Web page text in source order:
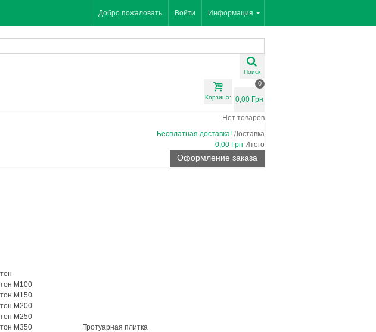
Информация
Добро пожаловать Войти
Поиск
Корзина:
0
0,00 Грн
Нет товаров
Бесплатная доставка! Доставка
0,00 Грн Итого
Оформление заказа
М100
М150
М200
М250
М350
Тротуарная плитка